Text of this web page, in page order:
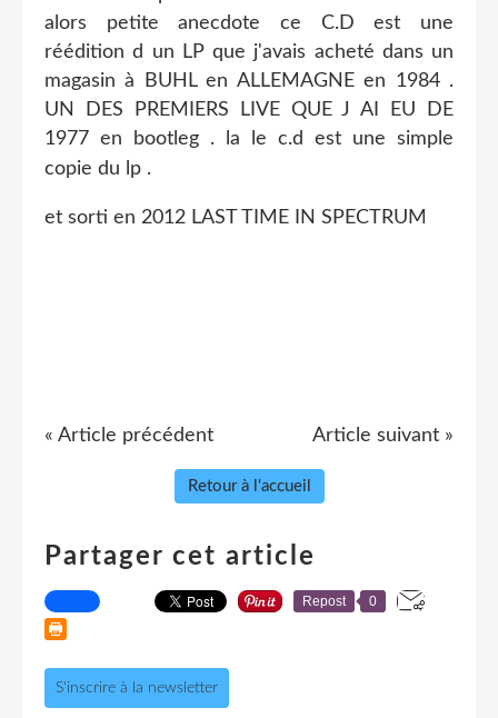
alors petite anecdote ce C.D est une
réédition d un LP que j'avais acheté dans un
magasin à BUHL en ALLEMAGNE en 1984 .
UN DES PREMIERS LIVE QUE J AI EU DE
1977 en bootleg . la le c.d est une simple
copie du lp .
et sorti en 2012 LAST TIME IN SPECTRUM
« Article précédent Article suivant »
Retour à l'accueil
Partager cet article
Repost 0
S'inscrire à la newsletter